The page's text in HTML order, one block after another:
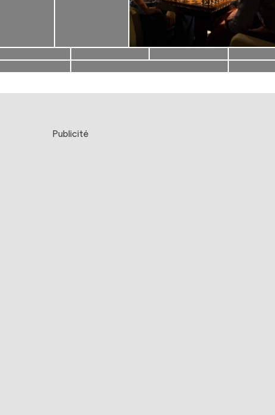
Publicité